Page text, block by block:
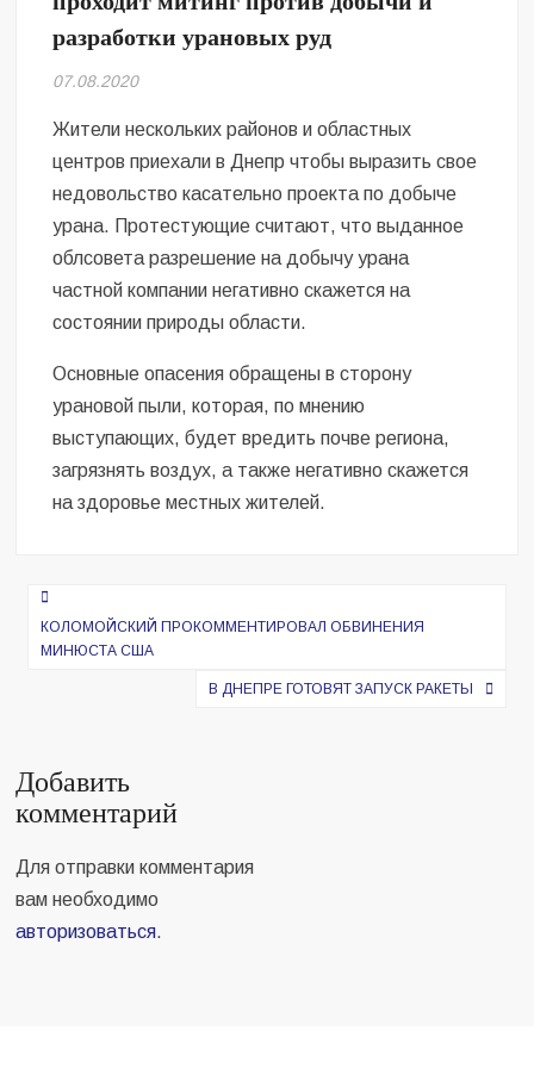
Безугла закликає валити Сирського
Світові бренди одягу та взуття: розвиток ринку та вплив на
сучасну моду
Командувач ВМС Неїжпапа закликав не дестабілізувати ситуацію
навколо керівництва армії
разработки урановых руд
07.08.2020
Жители нескольких районов и областных
центров приехали в Днепр чтобы выразить свое
недовольство касательно проекта по добыче
урана. Протестующие считают, что выданное
облсовета разрешение на добычу урана
частной компании негативно скажется на
состоянии природы области.
Основные опасения обращены в сторону
урановой пыли, которая, по мнению
выступающих, будет вредить почве региона,
загрязнять воздух, а также негативно скажется
на здоровье местных жителей.
Навигация
по
КОЛОМОЙСКИЙ ПРОКОММЕНТИРОВАЛ ОБВИНЕНИЯ
МИНЮСТА США
В ДНЕПРЕ ГОТОВЯТ ЗАПУСК РАКЕТЫ
Добавить
комментарий
Для отправки комментария
вам необходимо
авторизоваться.